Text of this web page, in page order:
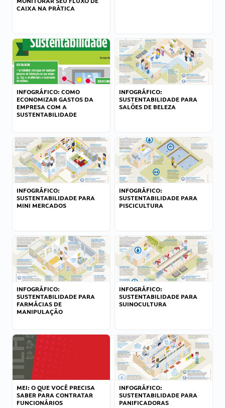
CAIXA NA PRÁTICA
INFOGRÁFICO: COMO
ECONOMIZAR GASTOS DA
EMPRESA COM A
SUSTENTABILIDADE
INFOGRÁFICO:
SUSTENTABILIDADE PARA
SALÕES DE BELEZA
INFOGRÁFICO:
SUSTENTABILIDADE PARA
MINI MERCADOS
INFOGRÁFICO:
SUSTENTABILIDADE PARA
PISCICULTURA
INFOGRÁFICO:
SUSTENTABILIDADE PARA
FARMÁCIAS DE
MANIPULAÇÃO
INFOGRÁFICO:
SUSTENTABILIDADE PARA
SUINOCULTURA
MEI: O QUE VOCÊ PRECISA
SABER PARA CONTRATAR
FUNCIONÁRIOS
INFOGRÁFICO:
SUSTENTABILIDADE PARA
PANIFICADORAS